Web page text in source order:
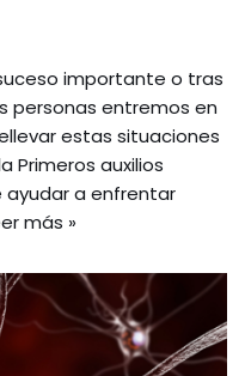
importante o tras
personas entremos en
estas situaciones
Primeros auxilios
ayudar a enfrentar
más »